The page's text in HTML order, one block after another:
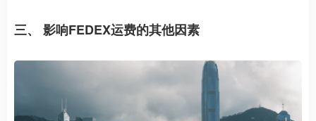
三、 影响FEDEX运费的其他因素